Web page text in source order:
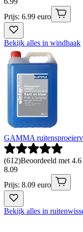
Prijs: 6.99 euro
Bekijk alles in windhaak
GAMMA
(612)Beoordeeld met
8.09
Prijs: 8.09 euro
Bekijk alles in